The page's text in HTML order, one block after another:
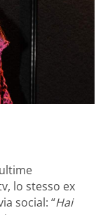
lo stesso ex
social: “Hai